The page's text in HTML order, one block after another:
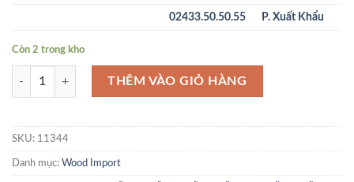
02433.50.50.55 P. Xuất Khẩu
Còn 2 trong kho
Lim Tali Hộp - Guinea Equatorial số lượng
THÊM VÀO GIỎ HÀNG
SKU: 11344
Danh mục: Wood Import